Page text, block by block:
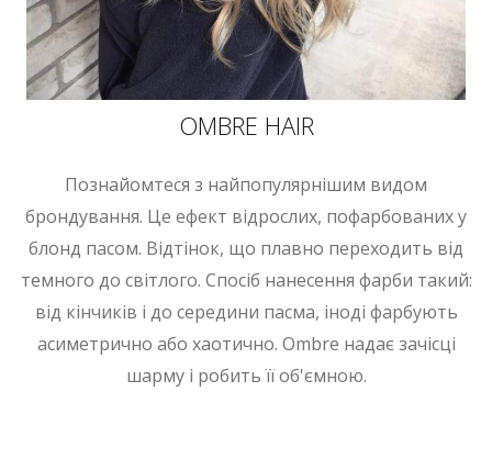
OMBRE HAIR
Познайомтеся з найпопулярнішим видом
брондування. Це ефект відрослих, пофарбованих у
блонд пасом. Відтінок, що плавно переходить від
темного до світлого. Спосіб нанесення фарби такий:
від кінчиків і до середини пасма, іноді фарбують
асиметрично або хаотично. Ombre надає зачісці
шарму і робить її об'ємною.